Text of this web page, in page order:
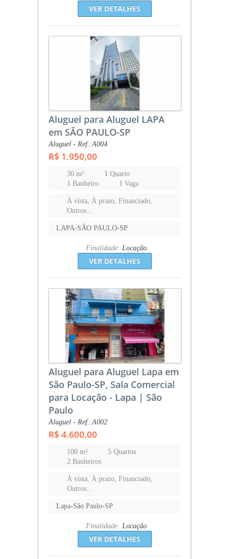
VER DETALHES
Aluguel para Aluguel LAPA
em SÃO PAULO-SP
Aluguel - Ref.:A004
R$ 1.950,00
30 m²
1 Quarto
1 Banheiro
1 Vaga
À vista, À prazo, Financiado,
Outros...
LAPA-SÃO PAULO-SP
Finalidade: Locação
VER DETALHES
Aluguel para Aluguel Lapa em
São Paulo-SP, Sala Comercial
para Locação - Lapa | São
Paulo
Aluguel - Ref.:A002
R$ 4.600,00
100 m²
5 Quartos
2 Banheiros
À vista, À prazo, Financiado,
Outros...
Lapa-São Paulo-SP
Finalidade: Locação
VER DETALHES